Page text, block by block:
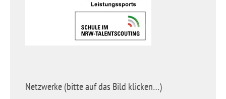
Netzwerke (bitte auf das Bild klicken…)